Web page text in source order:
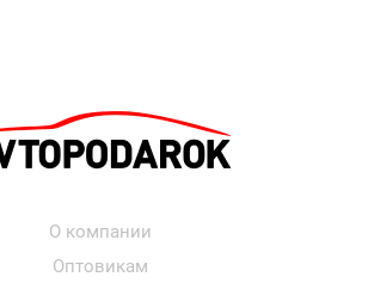
О компании
Оптовикам